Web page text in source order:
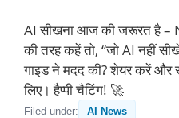
AI सीखना आज की जरूरत है –
की तरह कहें तो, “जो AI नहीं
गाइड ने मदद की? शेयर करें और
लिए। हैप्पी चैटिंग! 🚀
Filed under: AI News